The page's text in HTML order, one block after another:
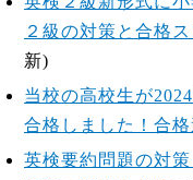
２級の対策と合格
新)
当校の高校生が
合格しました！合格
英検要約問題の対